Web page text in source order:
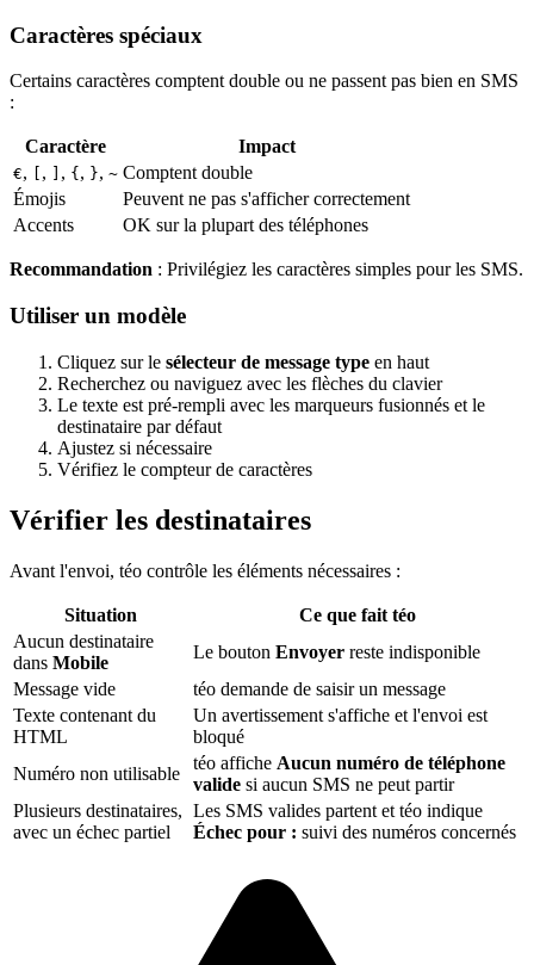
Caractères spéciaux
Certains caractères comptent double ou ne passent pas bien en SMS
:
Caractère Impact
€, , , { , }, ~ Comptent double
Émojis
Peuvent ne pas s'afficher correctement
Accents
OK sur la plupart des téléphones
Recommandation : Privilégiez les caractères simples pour les SMS.
Utiliser un modèle
Cliquez sur le sélecteur de message type en haut
Recherchez ou naviguez avec les flèches du clavier
Le texte est pré-rempli avec les marqueurs fusionnés et le
destinataire par défaut
Ajustez si nécessaire
Vérifiez le compteur de caractères
Vérifier les destinataires
Avant l'envoi, téo contrôle les éléments nécessaires :
Situation
Ce que fait téo
Aucun destinataire
dans Mobile
Le bouton Envoyer reste indisponible
Message vide
téo demande de saisir un message
Texte contenant du
HTML
Un avertissement s'affiche et l'envoi est
bloqué
Numéro non utilisable
téo affiche Aucun numéro de téléphone
valide si aucun SMS ne peut partir
Plusieurs destinataires,
avec un échec partiel
Les SMS valides partent et téo indique
Échec pour : suivi des numéros concernés